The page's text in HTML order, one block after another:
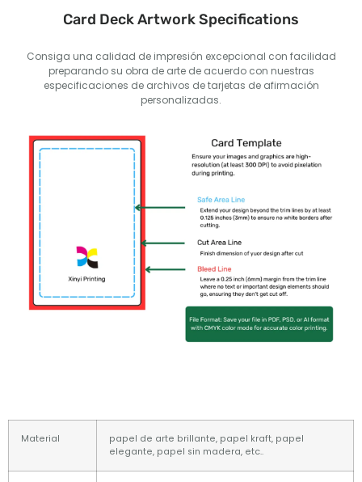
Card Deck Artwork Specifications
Consiga una calidad de impresión excepcional con facilidad
preparando su obra de arte de acuerdo con nuestras
especificaciones de archivos de tarjetas de afirmación
personalizadas.
Material
papel de arte brillante, papel kraft, papel
elegante, papel sin madera, etc..